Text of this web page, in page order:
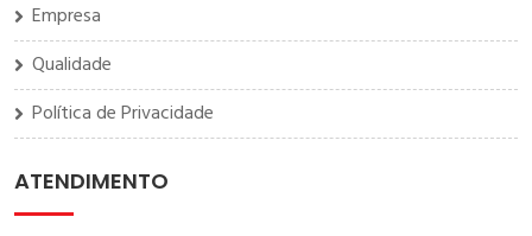
Empresa
Qualidade
Política de Privacidade
ATENDIMENTO